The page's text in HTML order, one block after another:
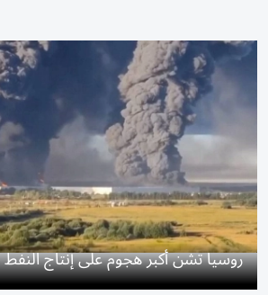
روسيا تشن أكبر هجوم على إنتاج النفط